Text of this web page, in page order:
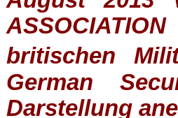
ASSOCIATION
britischen
German
Darstellung